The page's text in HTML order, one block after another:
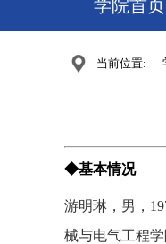
学院首页
当前位置:
◆基本情况
游明琳，男，
械与电气工程学